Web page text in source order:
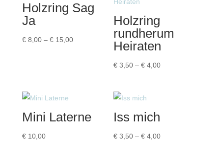
Holzring Sag
Ja
€8,00 – €15,00Preisspanne:
Holzring
rundherum
Heiraten
€ 3,50 –€ 4,00Preisspanne:
Mini Laterne
€10,00
Iss mich
€ 3,50 –€ 4,00Preisspanne: